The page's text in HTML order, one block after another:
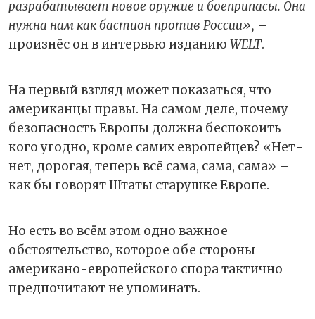
разрабатывает новое оружие и боеприпасы. Она
нужна нам как бастион против России», –
произнёс он в интервью изданию WELT.
На первый взгляд может показаться, что
американцы правы. На самом деле, почему
безопасность Европы должна беспокоить
кого угодно, кроме самих европейцев? «Нет-
нет, дорогая, теперь всё сама, сама, сама» –
как бы говорят Штаты старушке Европе.
Но есть во всём этом одно важное
обстоятельство, которое обе стороны
американо-европейского спора тактично
предпочитают не упоминать.